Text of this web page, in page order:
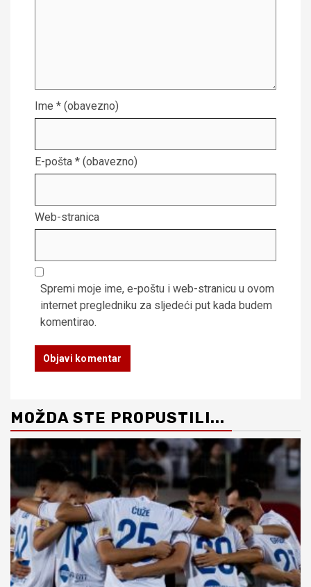
Ime * (obavezno)
E-pošta * (obavezno)
Web-stranica
Spremi moje ime, e-poštu i web-stranicu u ovom
internet pregledniku za sljedeći put kada budem
komentirao.
MOŽDA STE PROPUSTILI...